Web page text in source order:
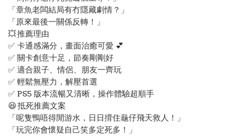
「章魚老闆結局有冇隱藏劇情？」
「原來最後一關係反轉！」
💥 推薦理由
✅ 卡通感滿分，畫面治癒可愛 💕
✅ 關卡創意十足，節奏剛剛好
✅ 適合親子、情侶、朋友一齊玩
✅ 輕鬆無壓力，解壓首選
✅ PS5 版本流暢又清晰，操作體驗超順手
😆 抵死推薦文案
「呢隻鴨唔得閒游水，日日揹住龜仔飛天救人！」
「玩完你會懷疑自己笑多定死多！」